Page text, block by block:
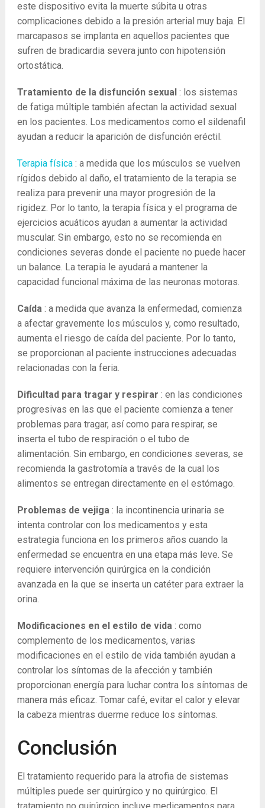
este dispositivo evita la muerte súbita u otras
complicaciones debido a la presión arterial muy baja. El
marcapasos se implanta en aquellos pacientes que
sufren de bradicardia severa junto con hipotensión
ortostática.
Tratamiento de la disfunción sexual: los sistemas
de fatiga múltiple también afectan la actividad sexual
en los pacientes. Los medicamentos como el sildenafil
ayudan a reducir la aparición de disfunción eréctil.
Terapia física: a medida que los músculos se vuelven
rígidos debido al daño, el tratamiento de la terapia se
realiza para prevenir una mayor progresión de la
rigidez. Por lo tanto, la terapia física y el programa de
ejercicios acuáticos ayudan a aumentar la actividad
muscular. Sin embargo, esto no se recomienda en
condiciones severas donde el paciente no puede hacer
un balance. La terapia le ayudará a mantener la
capacidad funcional máxima de las neuronas motoras.
Caída: a medida que avanza la enfermedad, comienza
a afectar gravemente los músculos y, como resultado,
aumenta el riesgo de caída del paciente. Por lo tanto,
se proporcionan al paciente instrucciones adecuadas
relacionadas con la feria.
Dificultad para tragar y respirar : en las condiciones
progresivas en las que el paciente comienza a tener
problemas para tragar, así como para respirar, se
inserta el tubo de respiración o el tubo de
alimentación. Sin embargo, en condiciones severas, se
recomienda la gastrotomía a través de la cual los
alimentos se entregan directamente en el estómago.
Problemas de vejiga: la incontinencia urinaria se
intenta controlar con los medicamentos y esta
estrategia funciona en los primeros años cuando la
enfermedad se encuentra en una etapa más leve. Se
requiere intervención quirúrgica en la condición
avanzada en la que se inserta un catéter para extraer la
orina.
Modificaciones en el estilo de vida: como
complemento de los medicamentos, varias
modificaciones en el estilo de vida también ayudan a
controlar los síntomas de la afección y también
proporcionan energía para luchar contra los síntomas de
manera más eficaz. Tomar café, evitar el calor y elevar
la cabeza mientras duerme reduce los síntomas.
Conclusión
El tratamiento requerido para la atrofia de sistemas
múltiples puede ser quirúrgico y no quirúrgico. El